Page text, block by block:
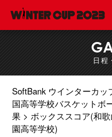
日程
SoftBank ウインターカ
国高等学校バスケットボ
果
ボックススコア(和
園高等学校)